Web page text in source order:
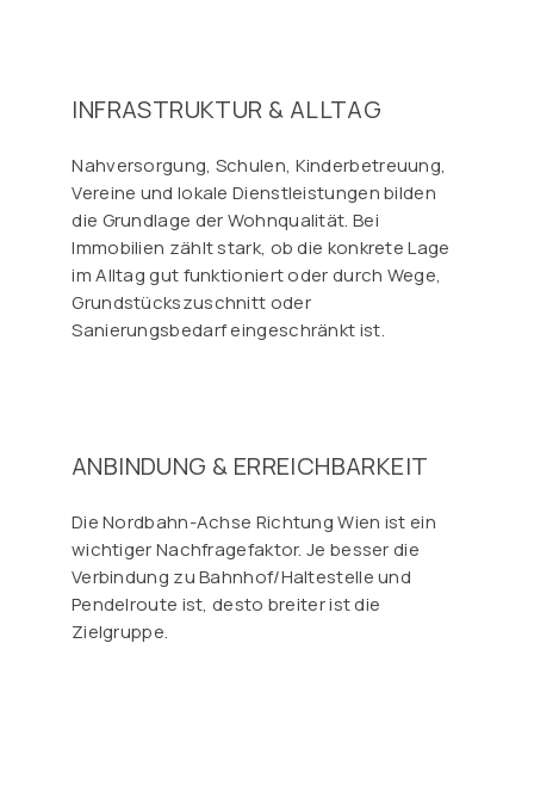
INFRASTRUKTUR & ALLTAG
Nahversorgung, Schulen, Kinderbetreuung,
Vereine und lokale Dienstleistungen bilden
die Grundlage der Wohnqualität. Bei
Immobilien zählt stark, ob die konkrete Lage
im Alltag gut funktioniert oder durch Wege,
Grundstückszuschnitt oder
Sanierungsbedarf eingeschränkt ist.
ANBINDUNG & ERREICHBARKEIT
Die Nordbahn-Achse Richtung Wien ist ein
wichtiger Nachfragefaktor. Je besser die
Verbindung zu Bahnhof/Haltestelle und
Pendelroute ist, desto breiter ist die
Zielgruppe.